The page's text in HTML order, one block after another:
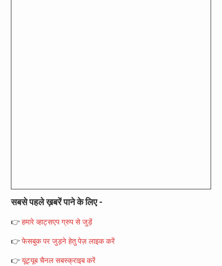
सबसे पहले ख़बरें पाने के लिए -
👉हमारे व्हाट्सएप ग्रुप से जुड़ें
👉फेसबुक पर जुड़ने हेतु पेज़ लाइक करें
👉यूट्यूब चैनल सबस्क्राइब करें